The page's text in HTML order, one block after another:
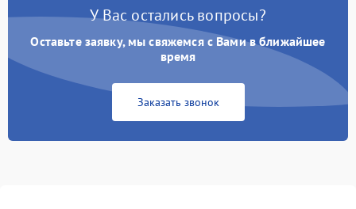
Образование конденсата
1800 ₽ Подробнее →
Сбой в работе инвертора
работе
2000 ₽ Подробнее →
У Вас остались вопросы?
Оставьте заявку, мы свяжемся с Вами в ближайшее
время
Заказать звонок